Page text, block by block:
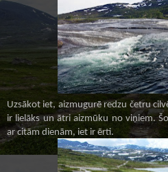
Uzsākot iet, aizmugurē redzu četru
ir lielāks un ātri aizmūku no viņiem.
ar citām dienām, iet ir ērti.